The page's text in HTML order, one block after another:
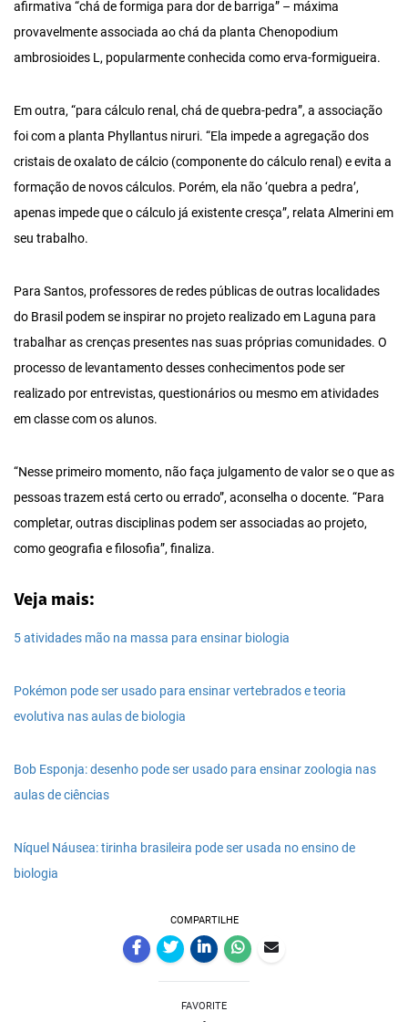
afirmativa “chá de formiga para dor de barriga” – máxima
provavelmente associada ao chá da planta Chenopodium
ambrosioides L, popularmente conhecida como erva-formigueira.
Em outra, “para cálculo renal, chá de quebra-pedra”, a associação
foi com a planta Phyllantus niruri. “Ela impede a agregação dos
cristais de oxalato de cálcio (componente do cálculo renal) e evita a
formação de novos cálculos. Porém, ela não ‘quebra a pedra’,
apenas impede que o cálculo já existente cresça”, relata Almerini em
seu trabalho.
Para Santos, professores de redes públicas de outras localidades
do Brasil podem se inspirar no projeto realizado em Laguna para
trabalhar as crenças presentes nas suas próprias comunidades. O
processo de levantamento desses conhecimentos pode ser
realizado por entrevistas, questionários ou mesmo em atividades
em classe com os alunos.
“Nesse primeiro momento, não faça julgamento de valor se o que as
pessoas trazem está certo ou errado”, aconselha o docente. “Para
completar, outras disciplinas podem ser associadas ao projeto,
como geografia e filosofia”, finaliza.
Veja mais:
5 atividades mão na massa para ensinar biologia
Pokémon pode ser usado para ensinar vertebrados e teoria
evolutiva nas aulas de biologia
Bob Esponja: desenho pode ser usado para ensinar zoologia nas
aulas de ciências
Níquel Náusea: tirinha brasileira pode ser usada no ensino de
biologia
COMPARTILHE
FAVORITE